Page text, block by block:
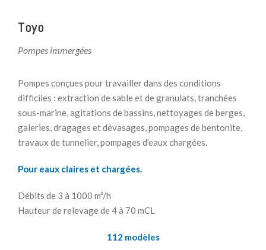
Toyo
Pompes immergées
Pompes conçues pour travailler dans des conditions
difficiles : extraction de sable et de granulats, tranchées
sous-marine, agitations de bassins, nettoyages de berges,
galeries, dragages et dévasages, pompages de bentonite,
travaux de tunnelier, pompages d’eaux chargées.
Pour eaux claires et chargées.
Débits de 3 à 1000 m³/h
Hauteur de relevage de 4 à 70 mCL
112 modèles